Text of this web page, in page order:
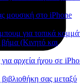
μουσική στο iPhone
για τοπικά
(Κινητό και
αρχεία ήχου σε
σας μεταξύ